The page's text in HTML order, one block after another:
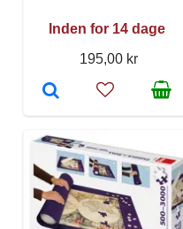
Inden for 14 dage
195,00 kr